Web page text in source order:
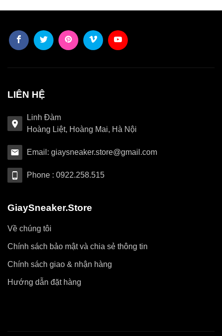
LIÊN HỆ
Linh Đàm
Hoàng Liệt, Hoàng Mai, Hà Nội
Email: giaysneaker.store@gmail.com
Phone : 0922.258.515
GiaySneaker.Store
Về chúng tôi
Chính sách bảo mật và chia sẻ thông tin
Chính sách giao & nhận hàng
Hướng dẫn đặt hàng